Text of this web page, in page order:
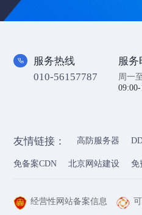
服务热线
010-56157787
服务
周一
友情链接： 高防服务器
免备案CDN 北京网站建设 免
经营性网站备案信息